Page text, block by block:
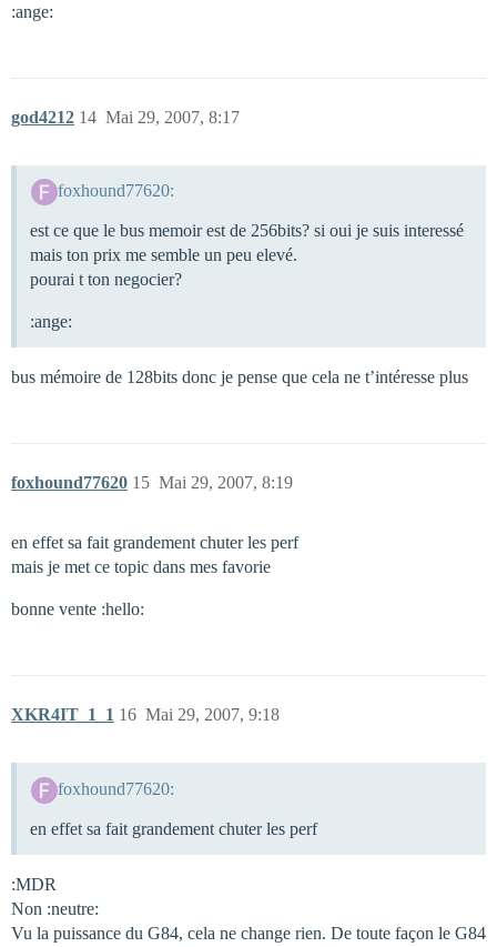
:ange:
god4212 Mai 29, 2007, 8:17
14
foxhound77620:
est ce que le bus memoir est de 256bits? si oui je suis interessé
mais ton prix me semble un peu elevé.
pourai t ton negocier?
:ange:
bus mémoire de 128bits donc je pense que cela ne t’intéresse plus
foxhound77620 Mai 29, 2007, 8:19
15
en effet sa fait grandement chuter les perf
mais je met ce topic dans mes favorie
bonne vente :hello:
XKR4IT_1_1 Mai 29, 2007, 9:18
16
foxhound77620:
en effet sa fait grandement chuter les perf
:MDR
Non :neutre:
Vu la puissance du G84, cela ne change rien. De toute façon le G84